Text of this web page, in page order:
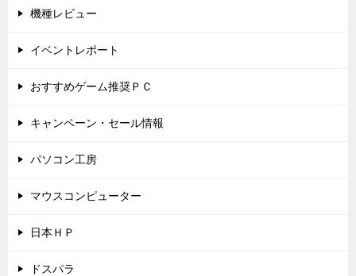
機種レビュー
イベントレポート
おすすめゲーム推奨ＰＣ
キャンペーン・セール情報
パソコン工房
マウスコンピューター
日本ＨＰ
ドスパラ